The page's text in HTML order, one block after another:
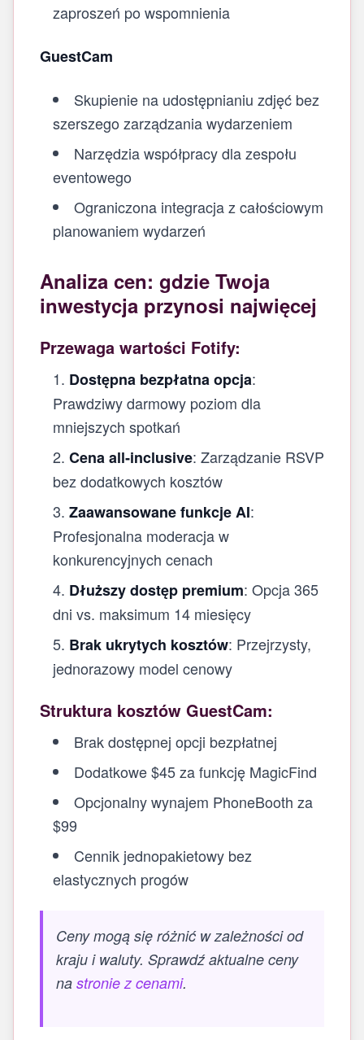
zaproszeń po wspomnienia
GuestCam
Skupienie na udostępnianiu zdjęć bez
szerszego zarządzania wydarzeniem
Narzędzia współpracy dla zespołu
eventowego
Ograniczona integracja z całościowym
planowaniem wydarzeń
Analiza cen: gdzie Twoja
inwestycja przynosi najwięcej
Przewaga wartości Fotify:
Dostępna bezpłatna opcja:
Prawdziwy darmowy poziom dla
mniejszych spotkań
Cena all‑inclusive: Zarządzanie RSVP
bez dodatkowych kosztów
Zaawansowane funkcje AI:
Profesjonalna moderacja w
konkurencyjnych cenach
Dłuższy dostęp premium: Opcja 365
dni vs. maksimum 14 miesięcy
Brak ukrytych kosztów: Przejrzysty,
jednorazowy model cenowy
Struktura kosztów GuestCam:
Brak dostępnej opcji bezpłatnej
Dodatkowe $45 za funkcję MagicFind
Opcjonalny wynajem PhoneBooth za
$99
Cennik jednopakietowy bez
elastycznych progów
Ceny mogą się różnić w zależności od
kraju i waluty. Sprawdź aktualne ceny
na stronie z cenami.